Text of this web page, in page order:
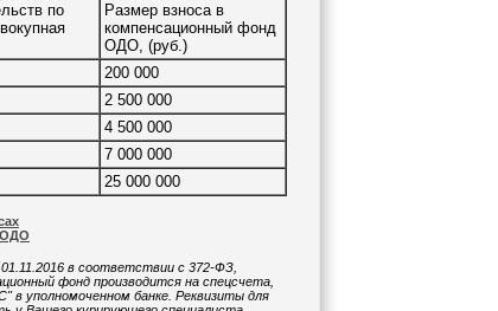
по
Размер взноса в
компенсационный фонд
ОДО, (руб.)
200 000
2 500 000
4 500 000
7 000 000
25 000 000
ОДО
в соответствии с 372-ФЗ,
фонд производится на спецсчета,
уполномоченном банке. Реквизиты для